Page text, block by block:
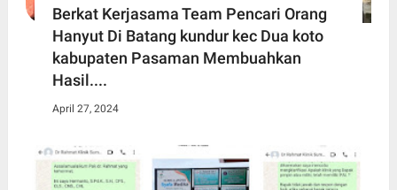
Berkat Kerjasama Team Pencari Orang
Hanyut Di Batang kundur kec Dua koto
kabupaten Pasaman Membuahkan
Hasil....
April 27, 2024